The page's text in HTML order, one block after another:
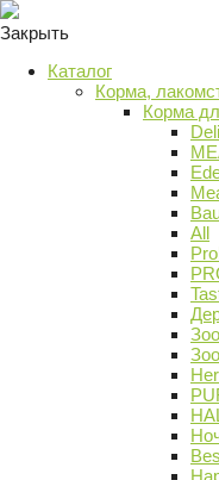
Закрыть
Каталог
Корма,
Корма
All